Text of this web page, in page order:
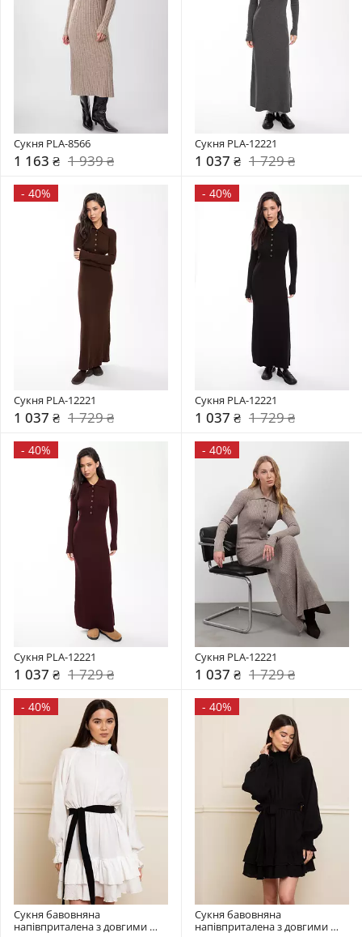
Сукня PLA-8566
1 163 ₴ 1 939 ₴
Сукня PLA-12221
1 037 ₴ 1 729 ₴
- 40%
Сукня PLA-12221
1 037 ₴ 1 729 ₴
- 40%
Сукня PLA-12221
1 037 ₴ 1 729 ₴
- 40%
Сукня PLA-12221
1 037 ₴ 1 729 ₴
- 40%
Сукня PLA-12221
1 037 ₴ 1 729 ₴
- 40%
Сукня бавовняна
напівприталена з довгими
- 40%
Сукня бавовняна
напівприталена з довгими